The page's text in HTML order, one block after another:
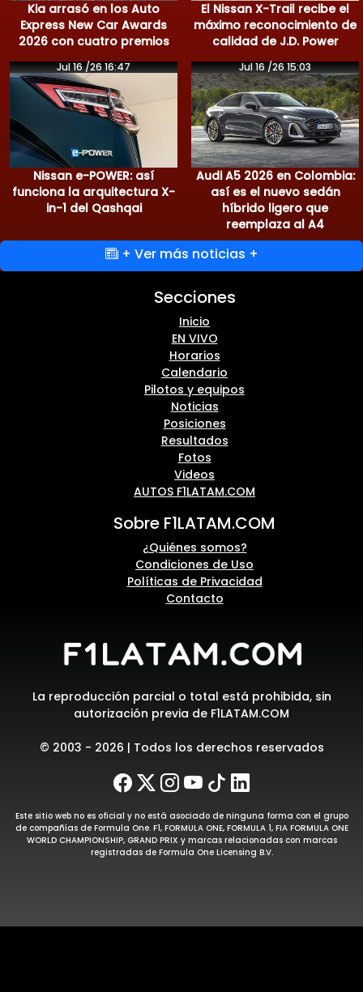
Kia arrasó en los Auto
Express New Car Awards
2026 con cuatro premios
El Nissan X-Trail recibe el
máximo reconocimiento de
calidad de J.D. Power
Jul 16 /26 16:47
Nissan e-POWER: así
funciona la arquitectura X-
in-1 del Qashqai
Jul 16 /26 15:03
Audi A5 2026 en Colombia:
así es el nuevo sedán
híbrido ligero que
reemplaza al A4
+ Ver más noticias +
Secciones
Inicio
EN VIVO
Horarios
Calendario
Pilotos y equipos
Noticias
Posiciones
Resultados
Fotos
Videos
AUTOS F1LATAM.COM
Sobre F1LATAM.COM
¿Quiénes somos?
Condiciones de Uso
Políticas de Privacidad
Contacto
La reproducción parcial o total está prohibida, sin
autorización previa de F1LATAM.COM
© 2003 - 2026 | Todos los derechos reservados
Este sitio web no es oficial y no está asociado de ninguna forma con el grupo
de compañías de Formula One. F1, FORMULA ONE, FORMULA 1, FIA FORMULA ONE
WORLD CHAMPIONSHIP, GRAND PRIX y marcas relacionadas con marcas
registradas de Formula One Licensing B.V.